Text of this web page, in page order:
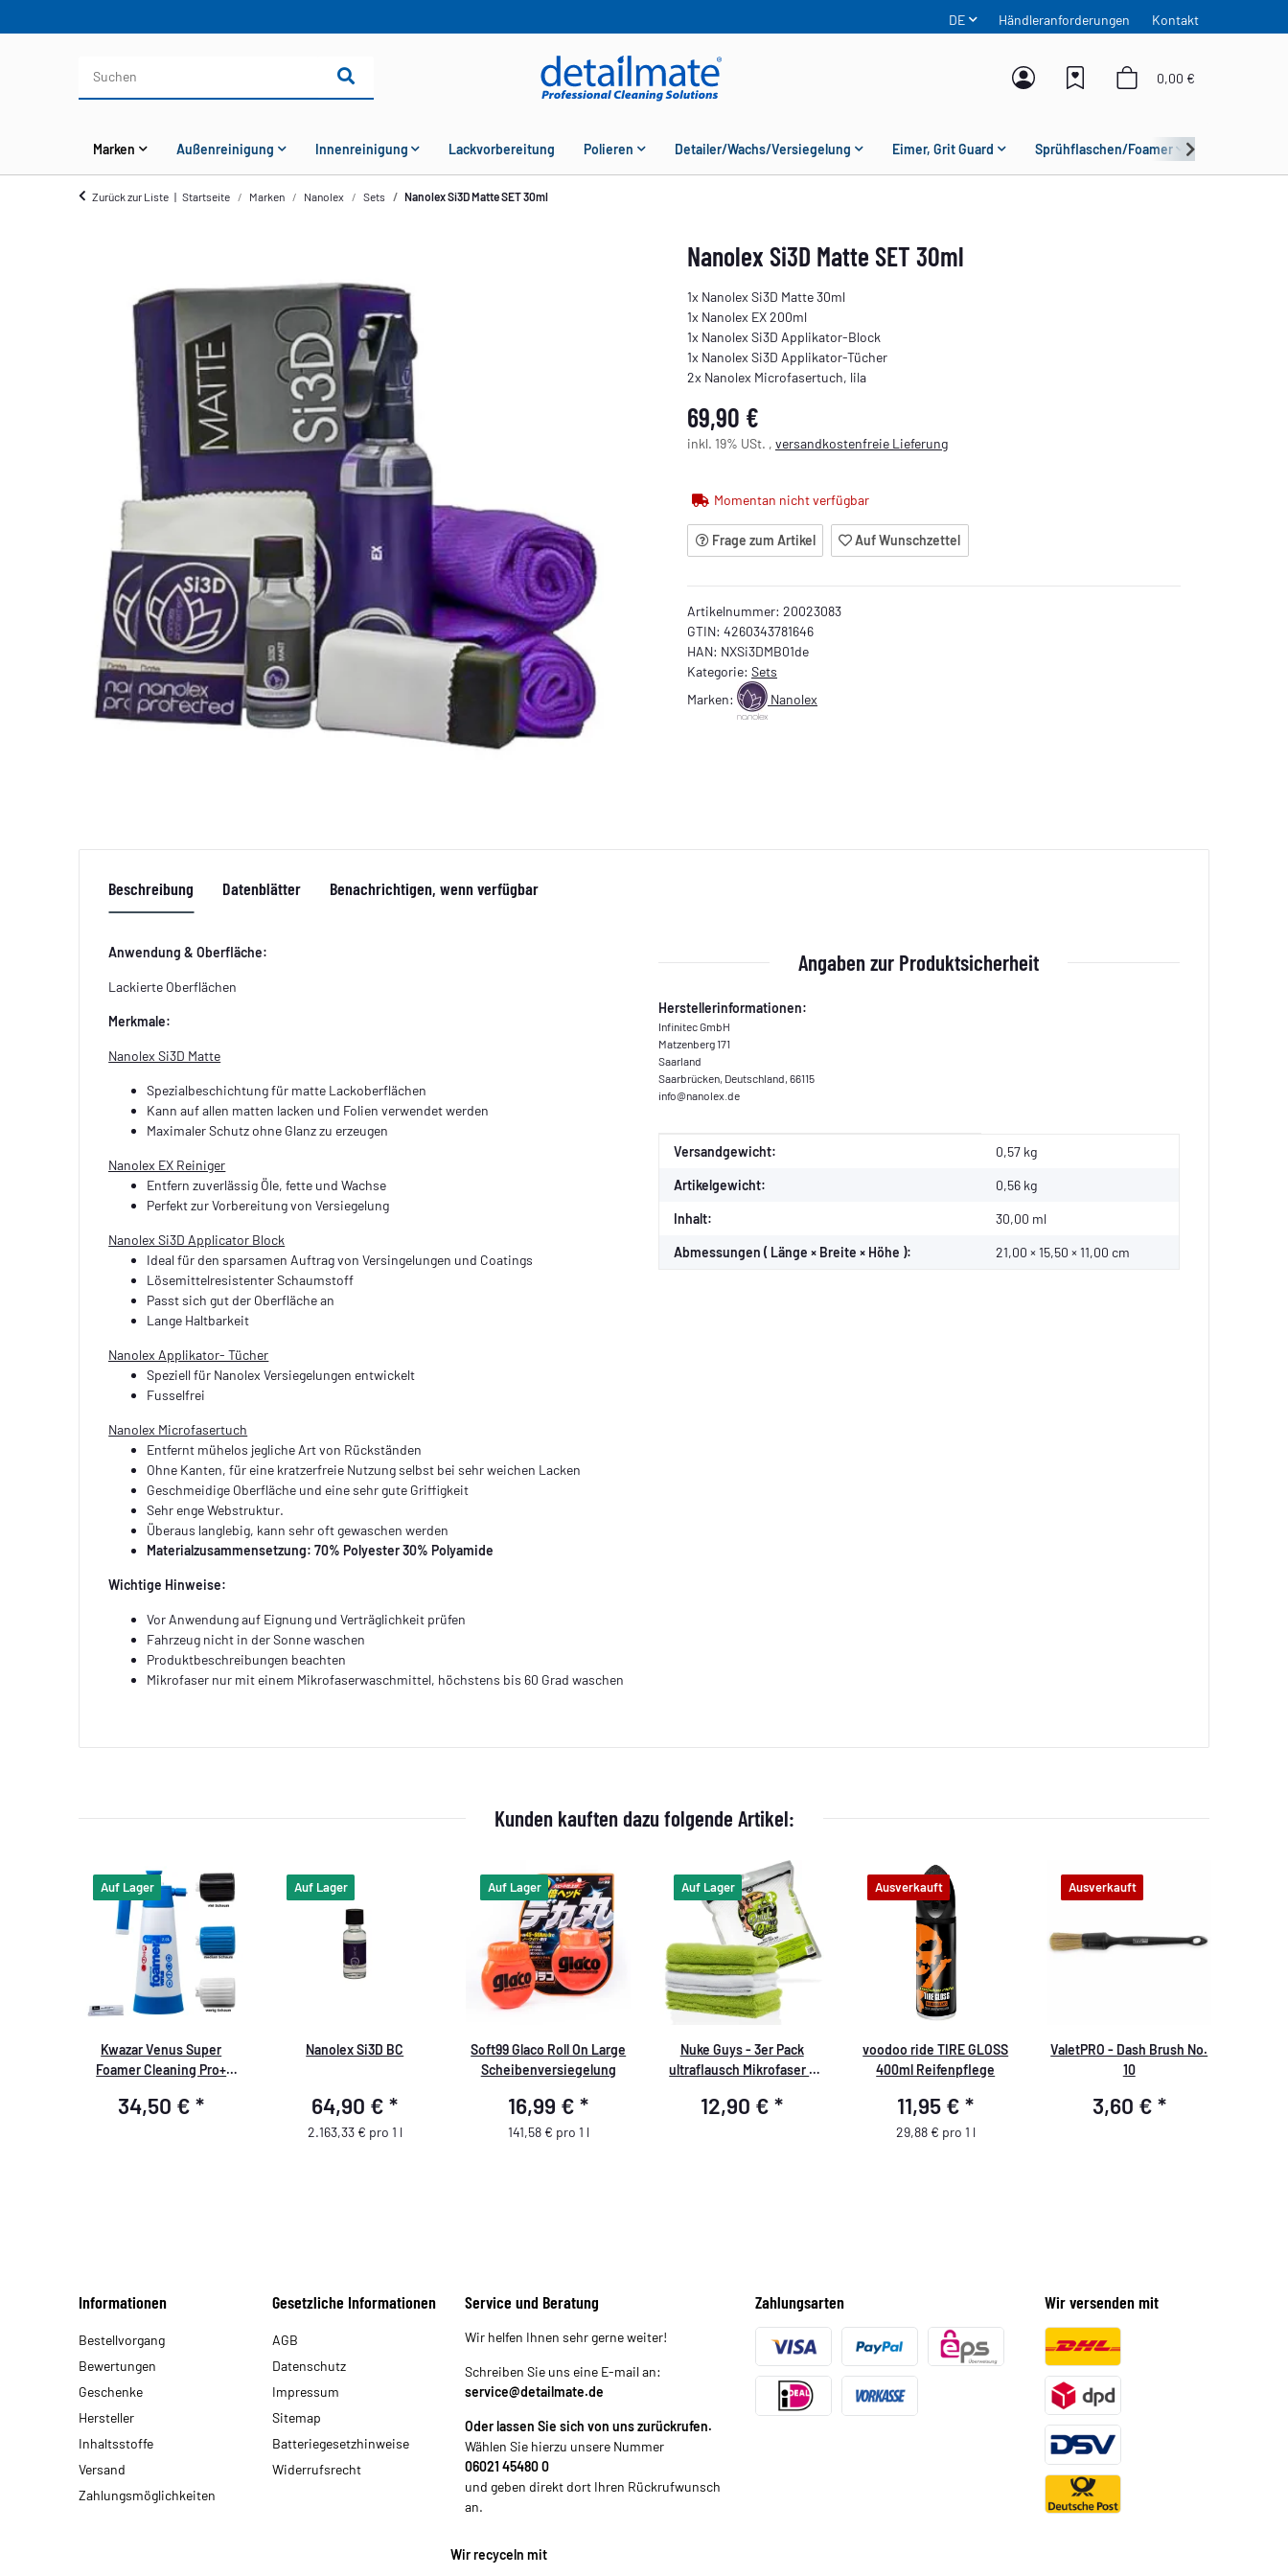
DE Händleranforderungen Kontakt
0,00 €
Marken Außenreinigung Innenreinigung Lackvorbereitung Polieren Detailer/Wachs/Versiegelung Eimer, Grit Guard Sprühflaschen/Foamer
Zurück zur Liste Startseite Marken Nanolex Sets Nanolex Si3D Matte SET 30ml
Nanolex Si3D Matte SET 30ml
1x Nanolex Si3D Matte 30ml
1x Nanolex EX 200ml
1x Nanolex Si3D Applikator-Block
1x Nanolex Si3D Applikator-Tücher
2x Nanolex Microfasertuch, lila
69,90 €
inkl. 19% USt. , versandkostenfreie Lieferung
Momentan nicht verfügbar
Frage zum Artikel Auf Wunschzettel
Artikelnummer: 20023083
GTIN: 4260343781646
HAN: NXSi3DMB01de
Kategorie: Sets
Marken:
Nanolex
Beschreibung Datenblätter Benachrichtigen, wenn verfügbar
Anwendung & Oberfläche:
Lackierte Oberflächen
Merkmale:
Nanolex Si3D Matte
Spezialbeschichtung für matte Lackoberflächen
Kann auf allen matten lacken und Folien verwendet werden
Maximaler Schutz ohne Glanz zu erzeugen
Nanolex EX Reiniger
Entfern zuverlässig Öle, fette und Wachse
Perfekt zur Vorbereitung von Versiegelung
Nanolex Si3D Applicator Block
Ideal für den sparsamen Auftrag von Versingelungen und Coatings
Lösemittelresistenter Schaumstoff
Passt sich gut der Oberfläche an
Lange Haltbarkeit
Nanolex Applikator- Tücher
Speziell für Nanolex Versiegelungen entwickelt
Fusselfrei
Nanolex Microfasertuch
Entfernt mühelos jegliche Art von Rückständen
Ohne Kanten, für eine kratzerfreie Nutzung selbst bei sehr weichen Lacken
Geschmeidige Oberfläche und eine sehr gute Griffigkeit
Sehr enge Webstruktur.
Überaus langlebig, kann sehr oft gewaschen werden
Materialzusammensetzung: 70% Polyester 30% Polyamide
Wichtige Hinweise:
Vor Anwendung auf Eignung und Verträglichkeit prüfen
Fahrzeug nicht in der Sonne waschen
Produktbeschreibungen beachten
Mikrofaser nur mit einem Mikrofaserwaschmittel, höchstens bis 60 Grad waschen
Angaben zur Produktsicherheit
Herstellerinformationen:
Infinitec GmbH
Matzenberg 171
Saarland
Saarbrücken, Deutschland, 66115
info@nanolex.de
Produkteigenschaft
Wert
Versandgewicht: 0,57 kg
Artikelgewicht: 0,56 kg
Inhalt: 30,00 ml
Abmessungen ( Länge × Breite × Höhe ): 21,00 × 15,50 × 11,00 cm
Kunden kauften dazu folgende Artikel:
Auf Lager
Kwazar Venus Super
Foamer Cleaning Pro+
34,50 €*
Auf Lager
Nanolex Si3D BC
64,90 €*
2.163,33 € pro 1 l
Auf Lager
Soft99 Glaco Roll On Large
Scheibenversiegelung
16,99 €*
141,58 € pro 1 l
Auf Lager
Nuke Guys - 3er Pack
ultraflausch Mikrofaser -
40x40cm
12,90 €*
Ausverkauft
voodoo ride TIRE GLOSS
400ml Reifenpflege
11,95 €*
29,88 € pro 1 l
Ausverkauft
ValetPRO - Dash Brush No.
10
3,60 € *
Informationen
Bestellvorgang
Bewertungen
Geschenke
Hersteller
Inhaltsstoffe
Versand
Zahlungsmöglichkeiten
Gesetzliche Informationen
AGB
Datenschutz
Impressum
Sitemap
Batteriegesetzhinweise
Widerrufsrecht
Service und Beratung
Wir helfen Ihnen sehr gerne weiter!
Schreiben Sie uns eine E-mail an:
service@detailmate.de
Oder lassen Sie sich von uns zurückrufen.
Wählen Sie hierzu unsere Nummer
06021 45480 0
und geben direkt dort Ihren Rückrufwunsch
an.
Zahlungsarten Wir versenden mit
Wir recyceln mit